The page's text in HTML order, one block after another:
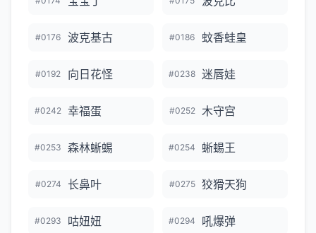
#0176 波克基古 #0186 蚊香蛙皇
#0192 向日花怪 #0238 迷唇娃
#0242 幸福蛋 #0252 木守宫
#0253 森林蜥蜴 #0254 蜥蜴王
#0274 长鼻叶 #0275 狡猾天狗
#0293 咕妞妞 #0294 吼爆弹